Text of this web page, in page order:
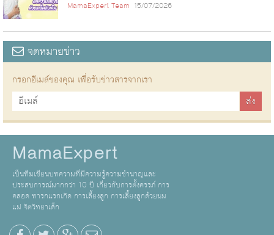
MamaExpert Team 15/07/2026
จดหมายข่าว
กรอกอีเมล์ของคุณ เพื่อรับข่าวสารจากเรา
MamaExpert
เป็นทีมเขียนบทความที่มีความรู้ความชำนาญและ
ประสบการณ์มากกว่า 10 ปี เกี่ยวกับการตั้งครรภ์ การ
คลอด ทารกแรกเกิด การเลี้ยงลูก การเลี้ยงลูกด้วยนม
แม่ จิตวิทยาเด็ก